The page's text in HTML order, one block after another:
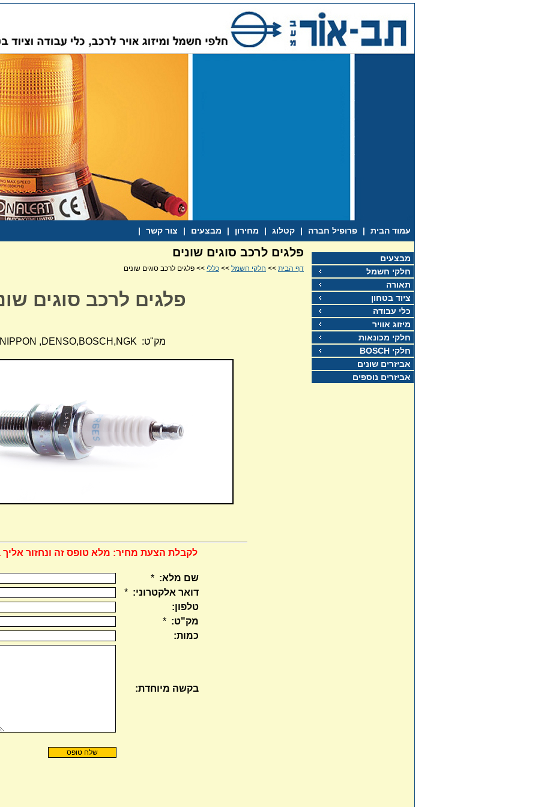
עמוד הבית | פרופיל חברה | קטלוג | מחירון | מבצעים | צור קשר |
מבצעים
חלקי חשמל
תאורה
ציוד בטחון
כלי עבודה
מיזוג אוויר
חלקי מכונאות
חלקי BOSCH
אביזרים שונים
אביזרים נוספים
פלגים לרכב סוגים שונים
דף הבית >> חלקי חשמל >> כללי >> פלגים לרכב סוגים שונים
פלגים לרכב סוגים
מק"ט: NIPPON ,DENSO,BOSCH,NGK
לקבלת הצעת מחיר: מלא טופס זה ונחזור